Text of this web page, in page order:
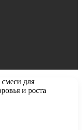
для
и роста